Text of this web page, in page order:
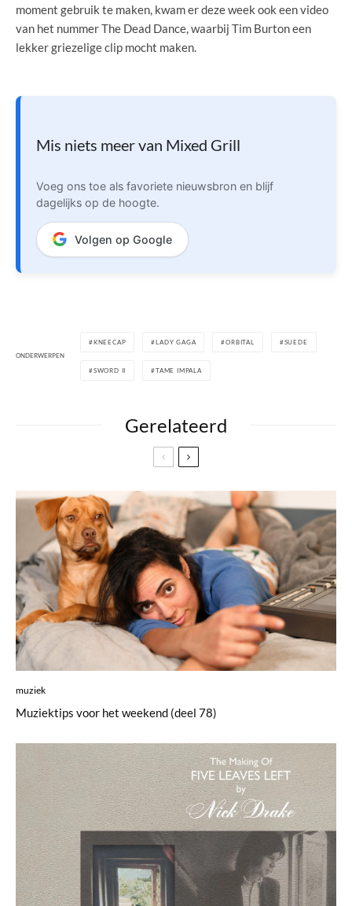
moment gebruik te maken, kwam er deze week ook een video
van het nummer The Dead Dance, waarbij Tim Burton een
lekker griezelige clip mocht maken.
Mis niets meer van Mixed Grill
Voeg ons toe als favoriete nieuwsbron en blijf
dagelijks op de hoogte.
Volgen op Google
ONDERWERPEN
KNEECAP LADY GAGA ORBITAL SUEDE
SWORD II TAME IMPALA
Gerelateerd
muziek
Muziektips voor het weekend (deel 78)